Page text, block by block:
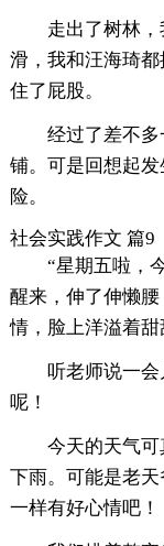
走出了树林
滑，我和汪海琦
住了屁股。
经过了差不
铺。可是回想起
险。
社会实践作文 篇9
“星期五啦，
醒来，伸了伸懒
情，脸上洋溢着甜
听老师说一
呢！
今天的天气
下雨。可能是老
一样有好心情吧！